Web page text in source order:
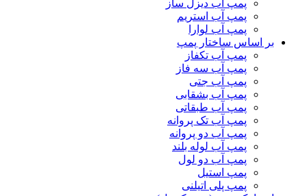
پمپ آب دیزل ساز
پمپ آب استریم
پمپ آب لوارا
بر اساس ساختار پمپ
پمپ آب تکفاز
پمپ آب سه فاز
پمپ آب جتی
پمپ آب بشقابی
پمپ آب طبقاتی
پمپ آب تک پروانه
پمپ آب دو پروانه
پمپ آب لوله بلند
پمپ آب دو لول
پمپ استیل
پمپ پلی اتیلنی